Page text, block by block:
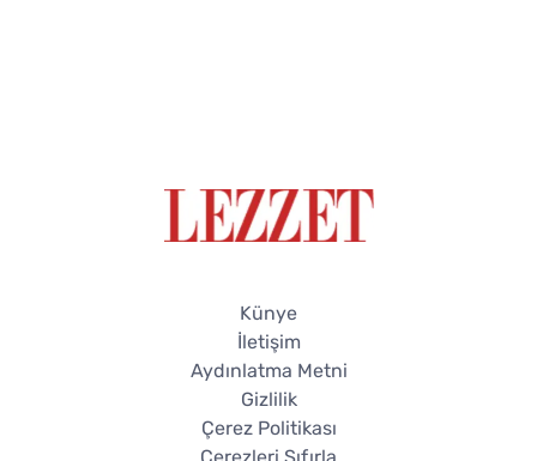
Künye
İletişim
Aydınlatma Metni
Gizlilik
Çerez Politikası